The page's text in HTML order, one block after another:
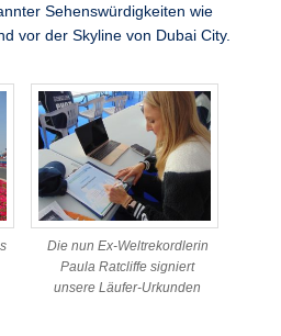
Sehenswürdigkeiten wie
vor der Skyline von Dubai City.
Die nun Ex-Weltrekordlerin
Paula Ratcliffe signiert
unsere Läufer-Urkunden